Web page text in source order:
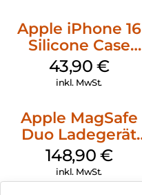
Apple iPhone 16
Silicone Case
MagSafe Plum
43,90 €
inkl. MwSt.
Apple MagSafe
Duo Ladegerät
Weiß
148,90 €
inkl. MwSt.